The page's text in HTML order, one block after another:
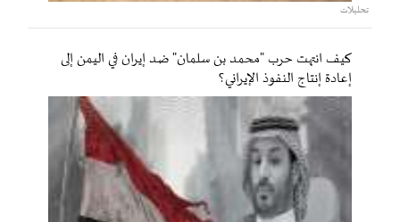
تحليلات
كيف انتهت حرب "محمد بن سلمان" ضد إيران في اليمن إلى
إعادة إنتاج النفوذ الإيراني؟